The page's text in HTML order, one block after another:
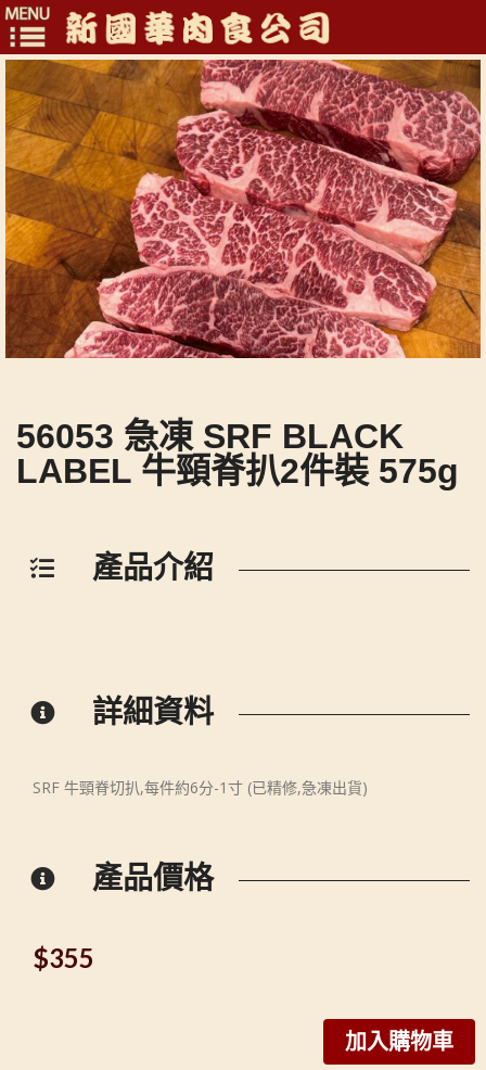
Toggle
navigation
56053 急凍 SRF BLACK
LABEL 牛頸脊扒2件裝 575g
產品介紹
詳細資料
SRF 牛頸脊切扒,每件約6分-1寸 (已精修,急凍出貨)
產品價格
$355
加入購物車